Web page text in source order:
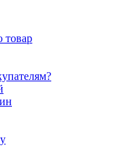
товар